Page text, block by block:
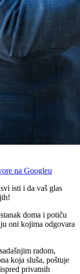
na Googleu
isti i da vaš glas
doma i potiču
oni kojima odgovara
radom,
koja sluša, poštuje
privatnih